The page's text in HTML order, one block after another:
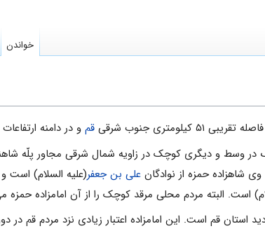
جنوب شرقی قم و در دامنه
در وسط و دیگرى کوچک در زاویه شمال شرقى مجاور پلّه
شاهزاده حمزه از نوادگان علی بن جعفر(علیه السلام) است
است. البته مردم محلی مرقد کوچک را از آن امامزاده حمزه
استان قم است. این امامزاده اعتبار زیادی نزد مردم قم در
خواندن